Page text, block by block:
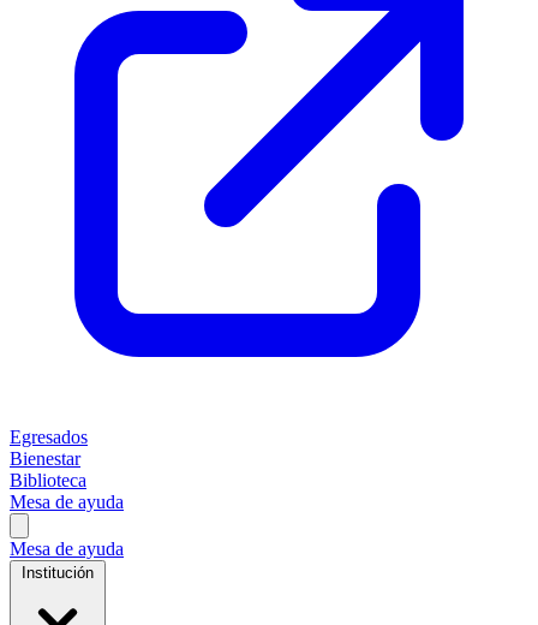
Egresados
Bienestar
Biblioteca
Mesa de ayuda
Mesa de ayuda